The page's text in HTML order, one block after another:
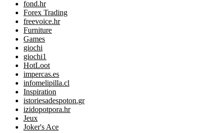
fond.hr
Forex Trading
freevoice.hr
Furniture
Games
giochi
giochi1
HotLoot
impercas.es
infomelipilla.cl
Inspiration
istoriesadespoton.gr
izidopotpora.hr
Jeux
Joker's Ace